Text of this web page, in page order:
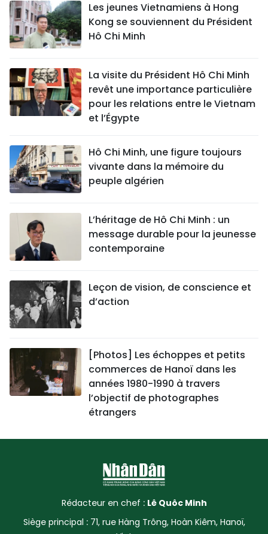
Les jeunes Vietnamiens à Hong
Kong se souviennent du Président
Hô Chi Minh
La visite du Président Hô Chi Minh
revêt une importance particulière
pour les relations entre le Vietnam
et l’Égypte
Hô Chi Minh, une figure toujours
vivante dans la mémoire du
peuple algérien
L’héritage de Hô Chi Minh : un
message durable pour la jeunesse
contemporaine
Leçon de vision, de conscience et
d’action
[Photos] Les échoppes et petits
commerces de Hanoï dans les
années 1980-1990 à travers
l’objectif de photographes
étrangers
Rédacteur en chef : Lê Quôc Minh
Siège principal : 71, rue Hàng Trông, Hoàn Kiêm, Hanoï,